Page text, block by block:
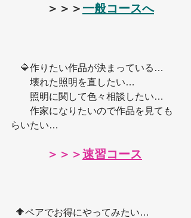
＞＞＞ 一般コースへ
🔷作りたい作品が決まっている…
壊れた照明を直したい…
照明に関して色々相談したい…
作家になりたいので作品を見ても
らいたい…
＞＞＞速習コース
  🔶ペアでお得にやってみたい…